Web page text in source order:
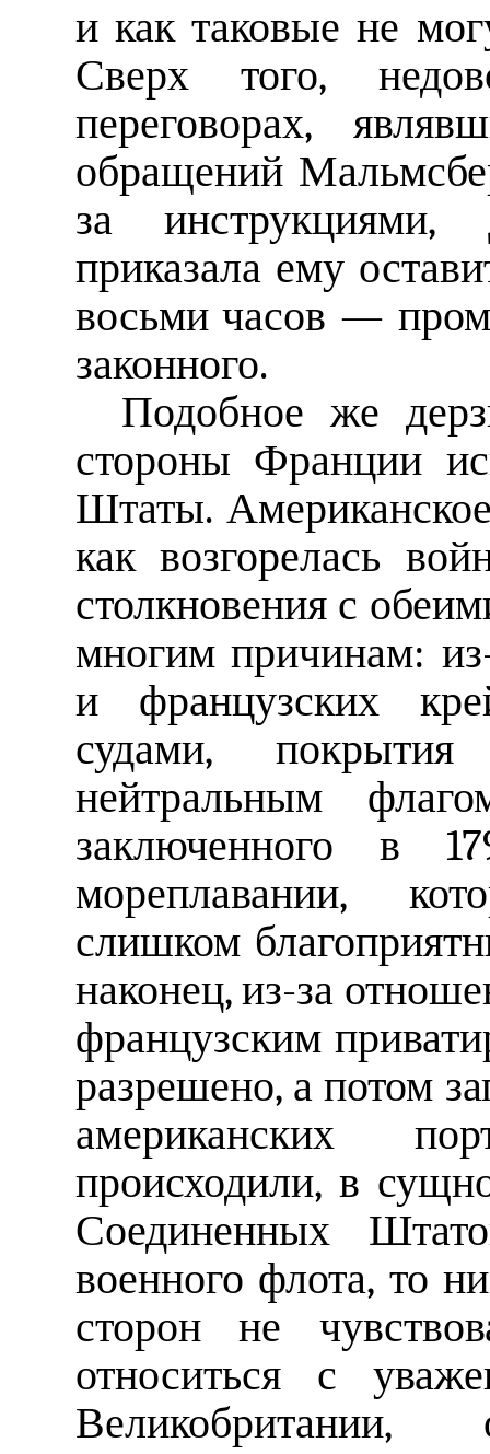
и как таковые не
Сверх того,
переговорах,
обращений
за инструкциями,
приказала ему
восьми часов —
законного.
Подобное же
стороны Франции
Штаты. Американское
как возгорелась
столкновения с
многим причинам:
и французских
судами, покрытия
нейтральным
заключенного в
мореплавании,
слишком
наконец, из-за
французским
разрешено, а потом
американских
происходили, в
Соединенных
военного флота, то
сторон не
относиться с
Великобритании,